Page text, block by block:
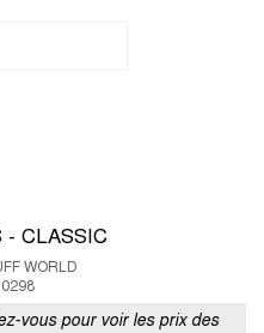
- CLASSIC
WORLD
vous pour voir les prix des